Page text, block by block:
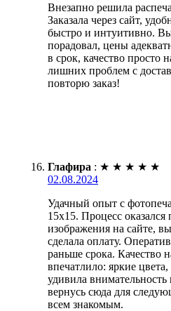
Внезапно решила
Заказала через сайт,
быстро и интуитивно.
порадовал, цены
в срок, качество просто
лишних проблем с
повторю заказ!
Глафира : ★ ★ ★ ★ ★
02.08.2024
Удачный опыт с
15х15. Процесс оказался
изображения на сайте,
сделала оплату.
раньше срока. Качество
впечатлило: яркие
удивила внимательность
вернусь сюда для
всем знакомым.